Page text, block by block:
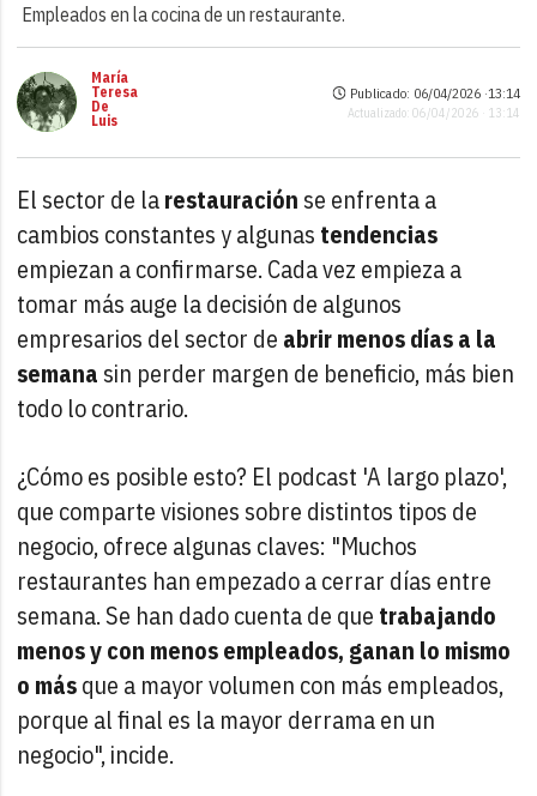
Empleados en la cocina de un restaurante.
María
Teresa
De
Luis
Publicado: 06/04/2026 ·13:14
Actualizado: 06/04/2026 · 13:14
El sector de larestauración se enfrenta a
cambios constantes y algunas tendencias
empiezan a confirmarse. Cada vez empieza a
tomar más auge la decisión de algunos
empresarios del sector de abrir menos días a la
semana sin perder margen de beneficio, más bien
todo lo contrario.
¿Cómo es posible esto? El podcast 'A largo plazo',
que comparte visiones sobre distintos tipos de
negocio, ofrece algunas claves: "Muchos
restaurantes han empezado a cerrar días entre
semana. Se han dado cuenta de que trabajando
menos y con menos empleados, ganan lo mismo
o másque a mayor volumen con más empleados,
porque al final es la mayor derrama en un
negocio", incide.